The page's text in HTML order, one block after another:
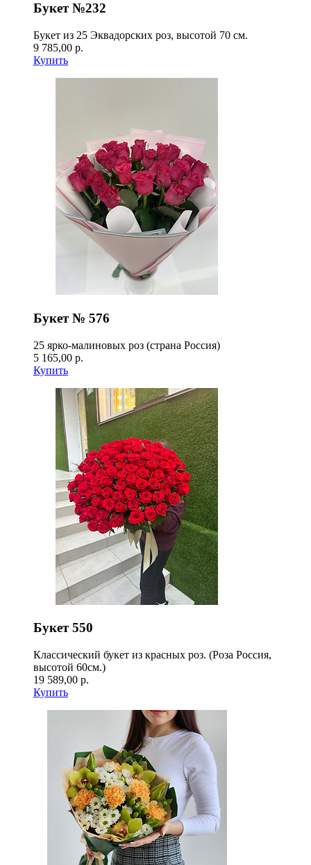
Букет №232
Букет из 25 Эквадорских роз, высотой 70 см.
9 785,00 р.
Купить
Букет № 576
25 ярко-малиновых роз (страна Россия)
5 165,00 р.
Купить
Букет 550
Классический букет из красных роз. (Роза Россия,
высотой 60см.)
19 589,00 р.
Купить